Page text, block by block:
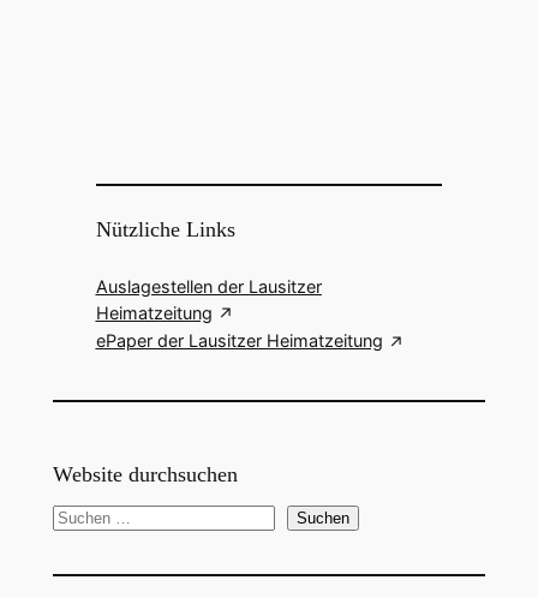
Nützliche Links
Auslagestellen der Lausitzer
Heimatzeitung
ePaper der Lausitzer Heimatzeitung
Website durchsuchen
S
c
Suchen